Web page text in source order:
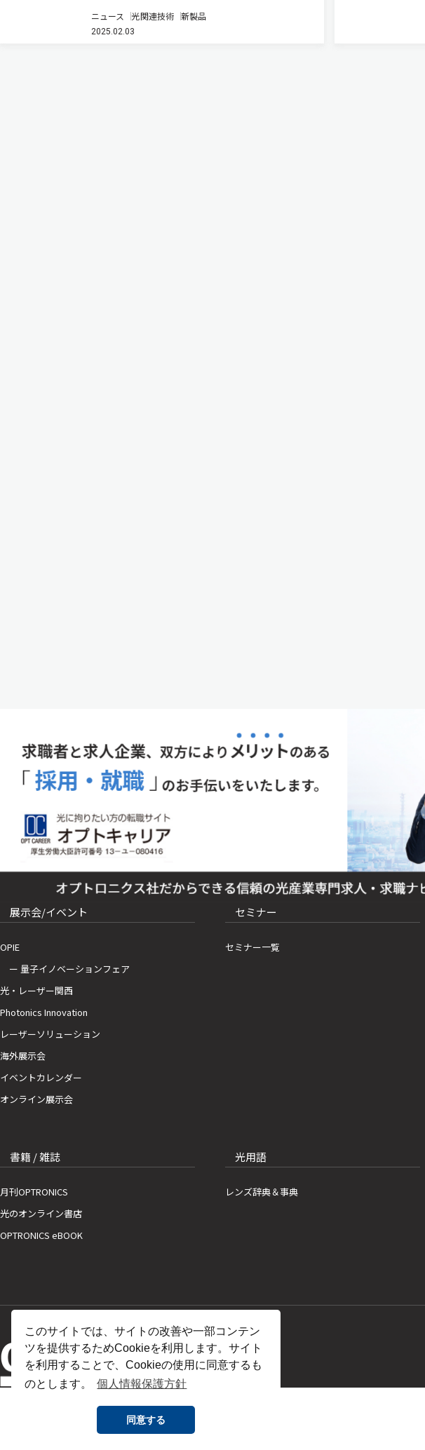
このサイトでは、サイトの改善や一部コンテン
ツを提供するためCookieを利用します。サイト
を利用することで、Cookieの使用に同意するも
のとします。
個人情報保護方針
同意する
出力レーザーセンサー」を発表した（ニュースリリー
ス）。この製品は，オフィールジャパンが日本…
ニュース 光関連技術 新製品
2025.02.03
展示会/イベント
OPIE
ー 量子イノベーションフェア
光・レーザー関西
Photonics Innovation
レーザーソリューション
海外展示会
イベントカレンダー
オンライン展示会
セミナー
セミナー一覧
書籍 / 雑誌
月刊OPTRONICS
光のオンライン書店
OPTRONICS eBOOK
光用語
レンズ辞典＆事典